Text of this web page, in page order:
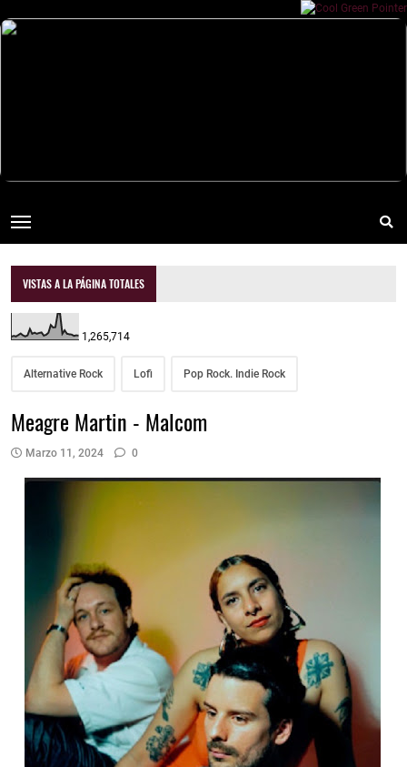
VISTAS A LA PÁGINA TOTALES
1,265,714
Alternative Rock Lofi Pop Rock. Indie Rock
Meagre Martin - Malcom
Marzo 11, 2024 0